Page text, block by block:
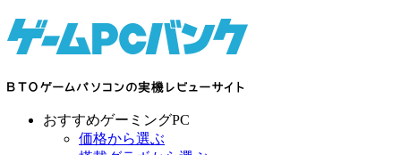
おすすめゲーミングPC
価格から選ぶ